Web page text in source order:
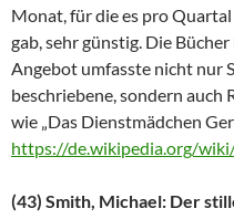
Monat, für die es pro
gab, sehr günstig. Die
Angebot umfasste nicht nur
beschriebene, sondern
wie „Das Dienstmädchen
https://de.wikipedia.org/
(43) Smith, Michael: Der